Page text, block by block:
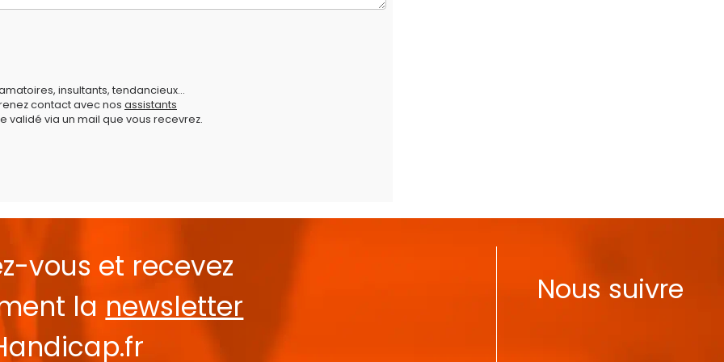
insultants, tendancieux...
contact avec nos assistants
validé via un mail que vous recevrez.
vous et recevez
la newsletter
Nous suivre